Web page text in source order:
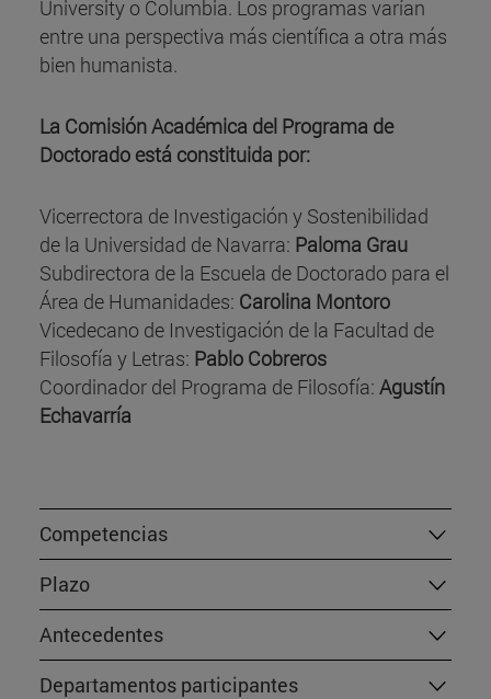
University o Columbia. Los programas varían
entre una perspectiva más científica a otra más
bien humanista.
La Comisión Académica del Programa de
Doctorado está constituida por:
Vicerrectora de Investigación y Sostenibilidad
de la Universidad de Navarra: Paloma Grau
Subdirectora de la Escuela de Doctorado para el
Área de Humanidades: Carolina Montoro
Vicedecano de Investigación de la Facultad de
Filosofía y Letras: Pablo Cobreros
Coordinador del Programa de Filosofía: Agustín
Echavarría
Competencias
Plazo
Antecedentes
Departamentos participantes